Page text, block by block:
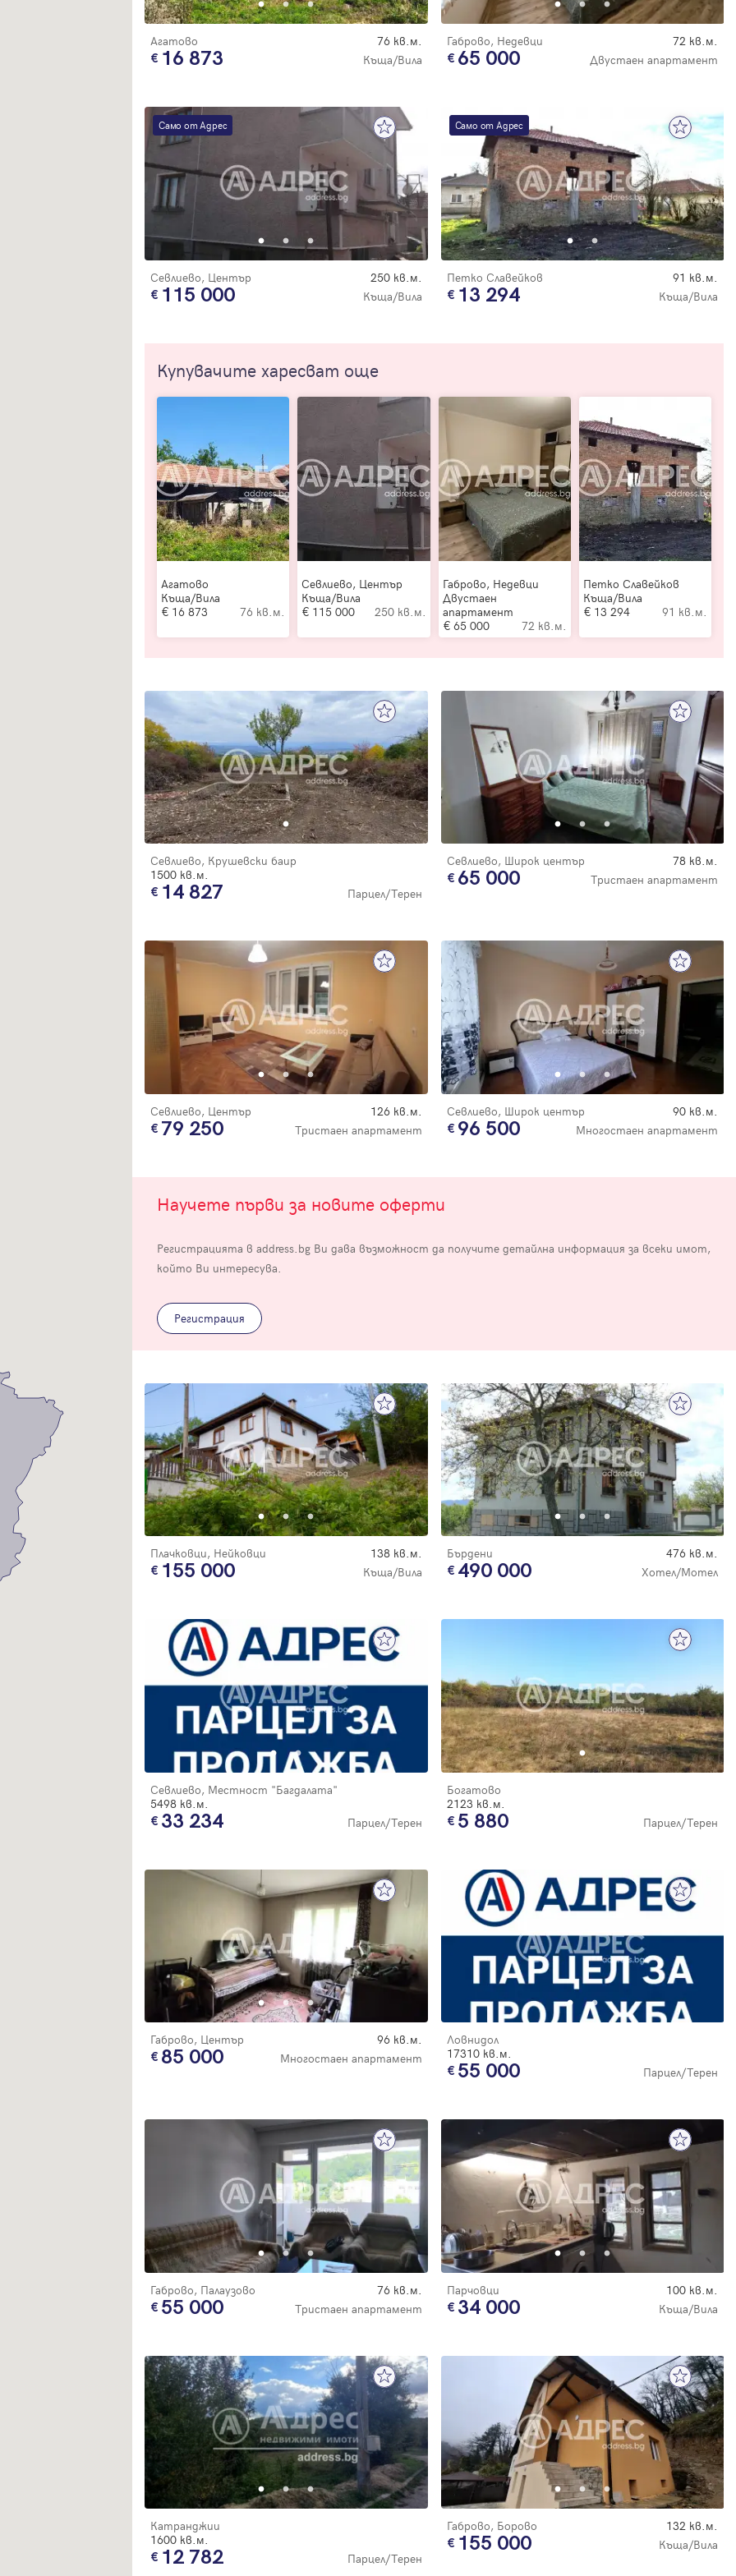
Агатово 76 кв.м.
16 873 Къща/Вила
Габрово, Недевци 72 кв.м.
65 000 Двустаен апартамент
Само от Адрес
Севлиево, Център 250 кв.м.
115 000 Къща/Вила
Само от Адрес
Петко Славейков 91 кв.м.
13 294 Къща/Вила
Купувачите харесват още
Агатово
Къща/Вила
16 873
76 кв.м.
Севлиево, Център
Къща/Вила
115 000
250 кв.м.
Габрово, Недевци
Двустаен
апартамент
65 000
72 кв.м.
Петко Славейков
Къща/Вила
13 294
91 кв.м.
Севлиево, Крушевски баир
1500 кв.м.
14 827 Парцел/Терен
Севлиево, Широк център 78 кв.м.
65 000 Тристаен апартамент
Севлиево, Център 126 кв.м.
79 250 Тристаен апартамент
Севлиево, Широк център 90 кв.м.
96 500 Многостаен апартамент
Научете първи за новите оферти
Регистрацията в address.bg Ви дава възможност да получите детайлна информация за всеки имот,
който Ви интересува.
Регистрация
Плачковци, Нейковци 138 кв.м.
155 000 Къща/Вила
Бърдени 476 кв.м.
490 000 Хотел/Мотел
Севлиево, Местност "Багдалата"
5498 кв.м.
33 234 Парцел/Терен
Богатово
2123 кв.м.
5 880 Парцел/Терен
Габрово, Център 96 кв.м.
85 000 Многостаен апартамент
Ловнидол
17310 кв.м.
55 000 Парцел/Терен
Габрово, Палаузово 76 кв.м.
55 000 Тристаен апартамент
Парчовци 100 кв.м.
34 000 Къща/Вила
Катранджии
1600 кв.м.
12 782 Парцел/Терен
Габрово, Борово 132 кв.м.
155 000 Къща/Вила
Благодарим ви! Проверете имейл адрес си, за да активирате
регистрацията.
Успех!
Благодарим ви! Очаквайте скоро да се свържем с вас!
Продължи с Google
или влезте с имейл
Имейл Парола
Забравена парола
Регистрация